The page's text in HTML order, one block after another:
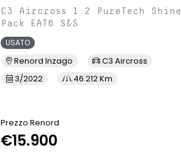
C3 Aircross 1.2 PureTech Shine
Pack EAT6 S&S
USATO
Renord Inzago
C3 Aircross
3/2022
46.212 Km
Prezzo Renord
€15.900